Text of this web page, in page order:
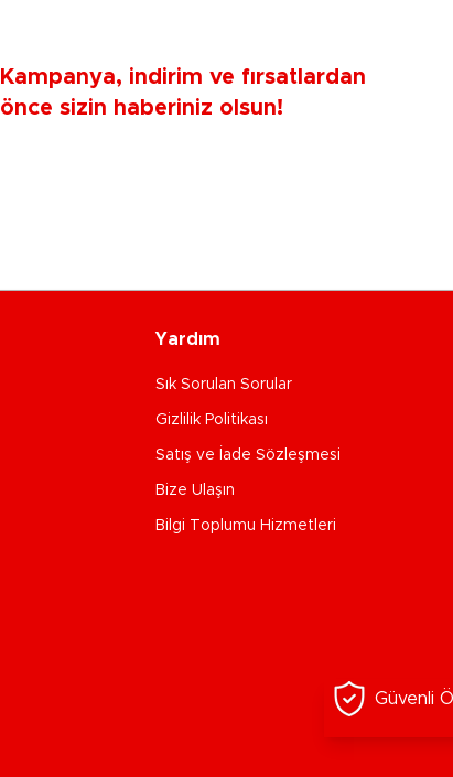
Kampanya, indirim ve fırsatlardan
önce sizin haberiniz olsun!
Yardım
Sık Sorulan Sorular
Gizlilik Politikası
Satış ve İade Sözleşmesi
Bize Ulaşın
Bilgi Toplumu Hizmetleri
Güvenli